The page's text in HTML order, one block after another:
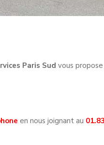
Paris Sud vous
en nous joignant au